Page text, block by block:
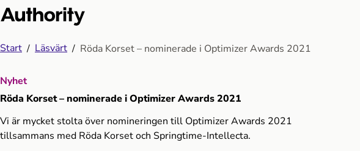
Start Läsvärt Röda Korset – nominerade i Optimizer Awards 2021
Nyhet
Röda Korset – nominerade i Optimizer Awards 2021
Vi är mycket stolta över nomineringen till Optimizer Awards 2021
tillsammans med Röda Korset och Springtime-Intellecta.